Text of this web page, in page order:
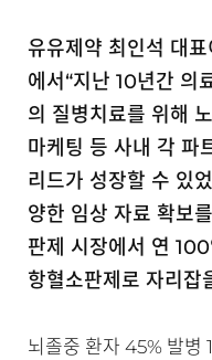
유유제약 최인석 대
에서“지난 10년간 의
의 질병치료를 위해
마케팅 등 사내 각 파
리드가 성장할 수 있
양한 임상 자료 확보
판제 시장에서 연
항혈소판제로 자리잡
뇌졸중 환자 45% 발병